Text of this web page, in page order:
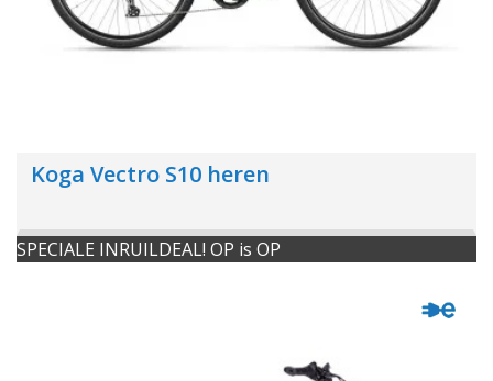
Koga Vectro S10 heren
SPECIALE INRUILDEAL! OP is OP